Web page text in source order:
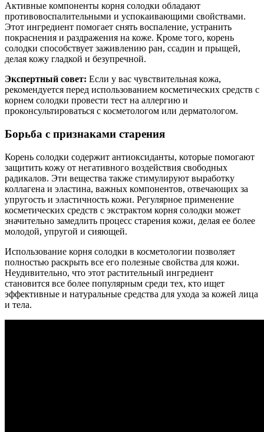
Активные компоненты корня солодки обладают
противовоспалительными и успокаивающими свойствами.
Этот ингредиент помогает снять воспаление, устранить
покраснения и раздражения на коже. Кроме того, корень
солодки способствует заживлению ран, ссадин и прыщей,
делая кожу гладкой и безупречной.
Экспертный совет: Если у вас чувствительная кожа,
рекомендуется перед использованием косметических средств с
корнем солодки провести тест на аллергию и
проконсультироваться с косметологом или дерматологом.
Борьба с признаками старения
Корень солодки содержит антиоксиданты, которые помогают
защитить кожу от негативного воздействия свободных
радикалов. Эти вещества также стимулируют выработку
коллагена и эластина, важных компонентов, отвечающих за
упругость и эластичность кожи. Регулярное применение
косметических средств с экстрактом корня солодки может
значительно замедлить процесс старения кожи, делая ее более
молодой, упругой и сияющей.
Использование корня солодки в косметологии позволяет
полностью раскрыть все его полезные свойства для кожи.
Неудивительно, что этот растительный ингредиент
становится все более популярным среди тех, кто ищет
эффективные и натуральные средства для ухода за кожей лица
и тела.